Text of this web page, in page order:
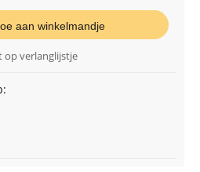
aan winkelmandje
op verlanglijstje